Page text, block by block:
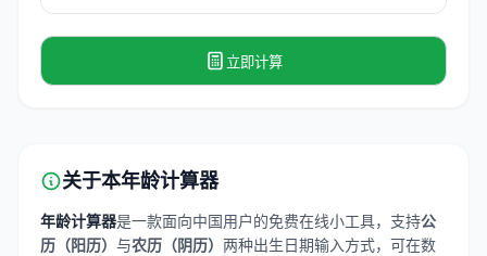
立即计算
关于本年龄计算器
年龄计算器是一款面向中国用户的免费在线小工具，支持公
历（阳历） 与农历（阴历） 两种出生日期输入方式，可在数